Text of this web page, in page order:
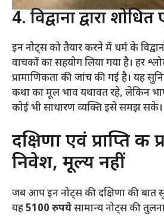
4. विद्वानों द्वारा
इन नोट्स को तैयार करने में धर्म के
वाचकों का सहयोग लिया गया है। हर
प्रामाणिकता की जांच की गई है। यह
कथा का मूल भाव यथावत रहे, लेकिन
कोई भी साधारण व्यक्ति इसे समझ सके।
दक्षिणा एवं प्राप्ति की
निवेश, मूल्य नहीं
जब आप इन नोट्स की दक्षिणा की
यह5100 रुपयेसामान्य नोट्स की